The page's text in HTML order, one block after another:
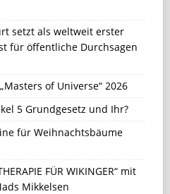
setzt als weltweit erster
für öffentliche Durchsagen
of Universe“ 2026
5 Grundgesetz und Ihr?
für Weihnachtsbäume
FÜR WIKINGER“ mit
Mikkelsen